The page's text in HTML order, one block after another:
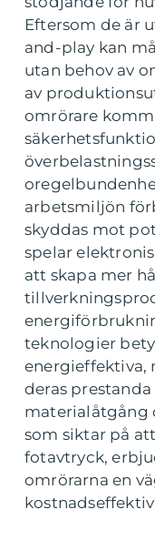
Eftersom de är
and-play kan
utan behov av
av
omrörare
arbetsmiljön
skyddas mot
spelar
att skapa mer
teknologier
energieffektiva,
deras
materialåtgång
som siktar på
fotavtryck,
omrörarna en